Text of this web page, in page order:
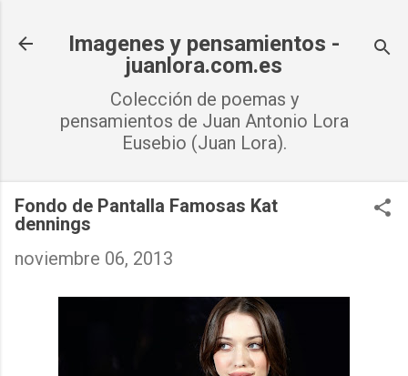
Imagenes y pensamientos -
juanlora.com.es
Colección de poemas y
pensamientos de Juan Antonio Lora
Eusebio (Juan Lora).
Fondo de Pantalla Famosas Kat
dennings
noviembre 06, 2013